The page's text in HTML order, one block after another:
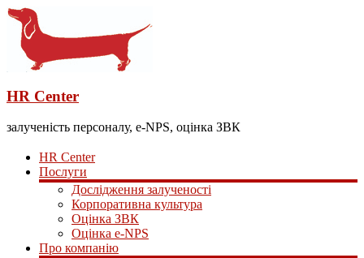
HR Center
залученість персоналу, e-NPS, оцінка ЗВК
HR Center
Послуги
Дослідження залученості
Корпоративна культура
Оцінка ЗВК
Оцінка e-NPS
Про компанію